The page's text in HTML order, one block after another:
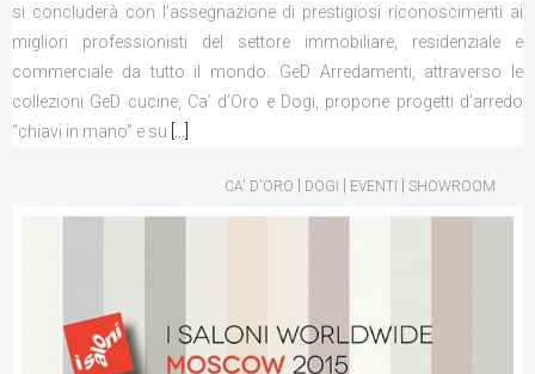
si concluderà con l’assegnazione di prestigiosi riconoscimenti ai
migliori professionisti del settore immobiliare, residenziale e
commerciale da tutto il mondo. GeD Arredamenti, attraverso le
collezioni GeD cucine, Ca’ d’Oro e Dogi, propone progetti d’arredo
“chiavi in mano” e su
CA' D'ORO | DOGI | EVENTI | SHOWROOM